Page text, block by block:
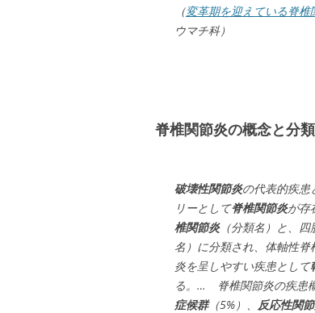
（変革期を迎えている脊
ウマチ科）
脊椎関節炎の概念と分類
破壊性関節炎の代表的疾患
リーとして脊椎関節炎が存
椎関節炎（分類名）と、四
名）に分類され、体軸性
炎を呈しやすい疾患として
る。… 脊椎関節炎の疾患
症候群（5%）、 反応性関